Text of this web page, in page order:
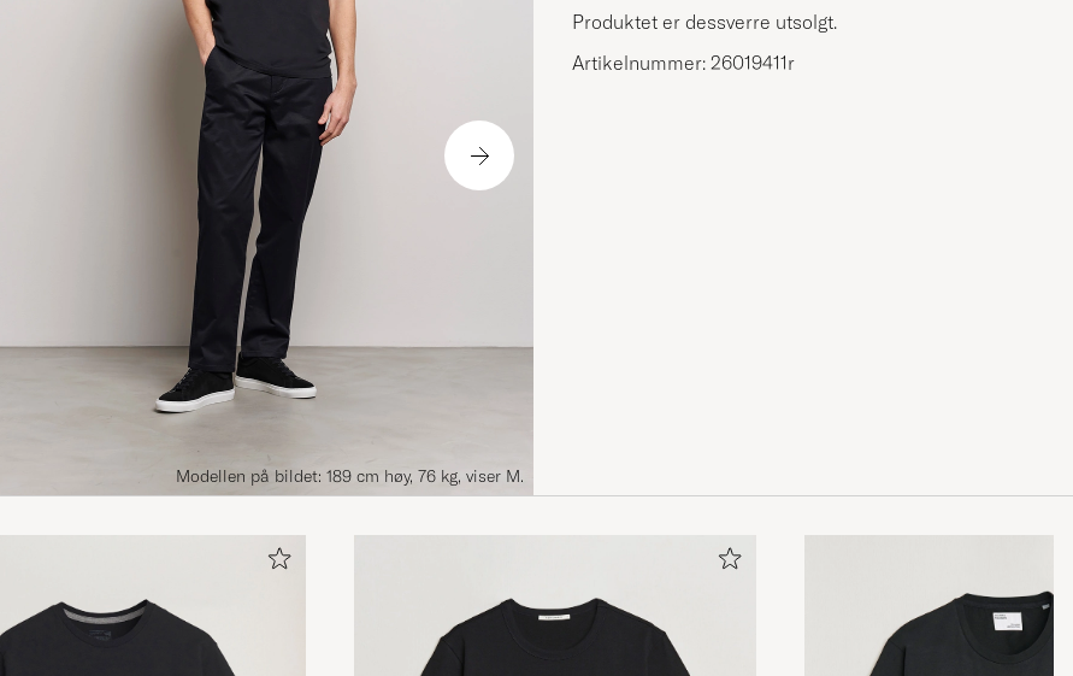
Modellen på bildet: 189 cm høy, 76 kg, viser M.
Produktet er dessverre utsolgt.
Artikelnummer: 26019411r